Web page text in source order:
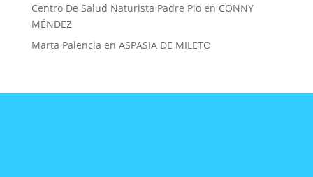
Centro De Salud Naturista Padre Pioen CONNY
MÉNDEZ
Marta Palencia en ASPASIA DE MILETO